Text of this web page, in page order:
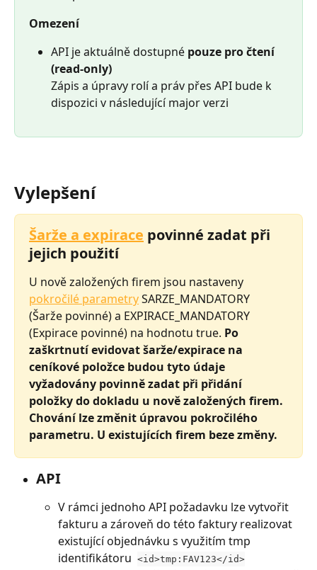
Omezení
API je aktuálně dostupné pouze pro čtení
(read-only)
Zápis a úpravy rolí a práv přes API bude k
dispozici v následující major verzi
Vylepšení
Šarže a expirace povinné zadat při
jejich použití
U nově založených firem jsou nastaveny
pokročilé parametry SARZE_MANDATORY
(Šarže povinné) a EXPIRACE_MANDATORY
(Expirace povinné) na hodnotu true. Po
zaškrtnutí evidovat šarže/expirace na
ceníkové položce budou tyto údaje
vyžadovány povinně zadat při přidání
položky do dokladu u nově založených firem.
Chování lze změnit úpravou pokročilého
parametru. U existujících firem beze změny.
API
V rámci jednoho API požadavku lze vytvořit
fakturu a zároveň do této faktury realizovat
existující objednávku s využitím tmp
identifikátoru <id>tmp:FAV123</id>